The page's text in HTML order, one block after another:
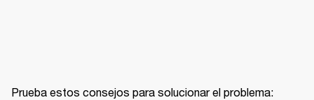
Prueba estos consejos para solucionar el problema: